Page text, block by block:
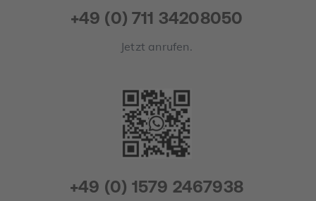
+49 (0) 711 34208050
Jetzt anrufen.
+49 (0) 1579 2467938